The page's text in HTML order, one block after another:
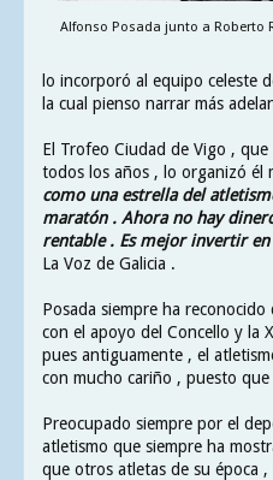
Alfonso Posada junto a Roberto
lo incorporó al equipo celeste
la cual pienso narrar más
El Trofeo Ciudad de Vigo ,
todos los años , lo organizó él
como una estrella del
maratón . Ahora no hay
rentable . Es mejor invertir
La Voz de Galicia .
Posada siempre ha
con el apoyo del Concello y la
pues antiguamente , el
con mucho cariño , puesto que
Preocupado siempre por el
atletismo que siempre ha
que otros atletas de su época